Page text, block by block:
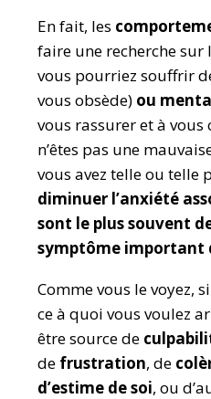
En fait, les
faire une recherche
vous pourriez souffrir
vous obsède) ou
vous rassurer et à vous
n’êtes pas une
vous avez telle ou telle
diminuer l’anxiété
sont le plus souvent
symptôme important
Comme vous le voyez,
ce à quoi vous voulez
être source de
de frustration, de
d’estime de soi, ou